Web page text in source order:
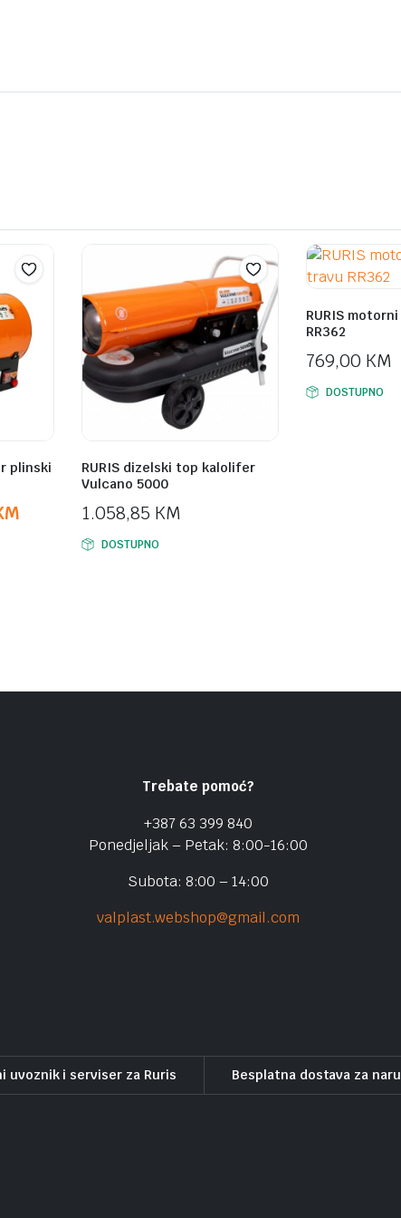
plinski
RURIS dizelski top kalolifer
Vulcano 5000
1.058,85 KM
DOSTUPNO
RURIS
RR362
769,00 KM
DOSTUPNO
Trebate pomoć?
+387 63 399 840
Ponedjeljak – Petak: 8:00-16:00
Subota: 8:00 – 14:00
valplast.webshop@gmail.com
uvoznik i serviser za Ruris Besplatna dostava za